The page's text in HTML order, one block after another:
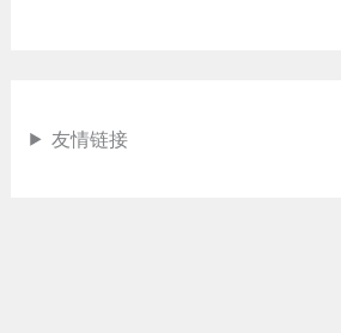
友情链接